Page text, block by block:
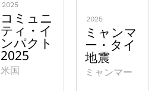
2025
コミュニ
ティ・イ
ンパクト
2025
米国
2025
ミャンマ
ー・タイ
地震
ミャンマー